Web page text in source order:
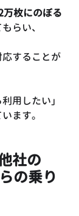
枚にのぼる
らい、
することが
用したい」
ます。
社の
の乗り